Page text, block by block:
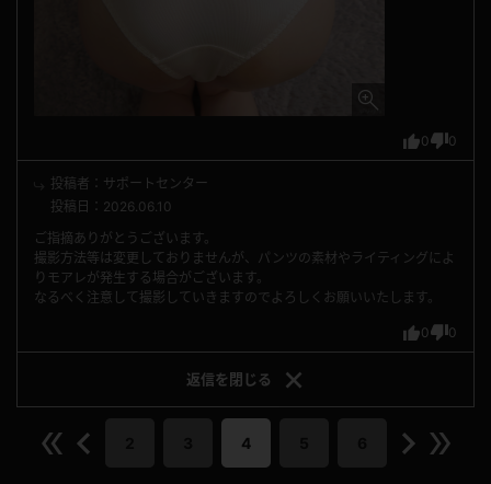
0 0
投稿者：サポートセンター
投稿日：2026.06.10
0 0
ご指摘ありがとうございます。
撮影方法等は変更しておりませんが、パンツの素材やライティングによ
りモアレが発生する場合がございます。
なるべく注意して撮影していきますのでよろしくお願いいたします。
返信を 閉じる
4